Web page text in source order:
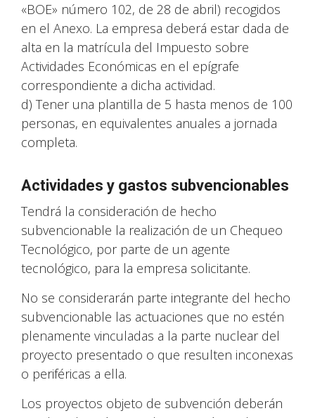
«BOE» número 102, de 28 de abril) recogidos
en el Anexo. La empresa deberá estar dada de
alta en la matrícula del Impuesto sobre
Actividades Económicas en el epígrafe
correspondiente a dicha actividad.
d) Tener una plantilla de 5 hasta menos de 100
personas, en equivalentes anuales a jornada
completa.
Actividades y gastos subvencionables
Tendrá la consideración de hecho
subvencionable la realización de un Chequeo
Tecnológico, por parte de un agente
tecnológico, para la empresa solicitante.
No se considerarán parte integrante del hecho
subvencionable las actuaciones que no estén
plenamente vinculadas a la parte nuclear del
proyecto presentado o que resulten inconexas
o periféricas a ella.
Los proyectos objeto de subvención deberán